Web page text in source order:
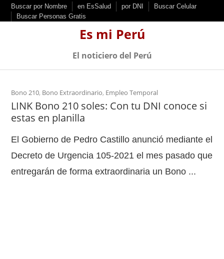
k
Buscar por Nombre en EsSalud por DNI
Buscar Celular
Buscar Personas Gratis
Es mi Perú
El noticiero del Perú
Bono 210, Bono Extraordinario, Empleo Temporal
LINK Bono 210 soles: Con tu DNI conoce si
estas en planilla
El Gobierno de Pedro Castillo anunció mediante el
Decreto de Urgencia 105-2021 el mes pasado que
entregarán de forma extraordinaria un Bono ...